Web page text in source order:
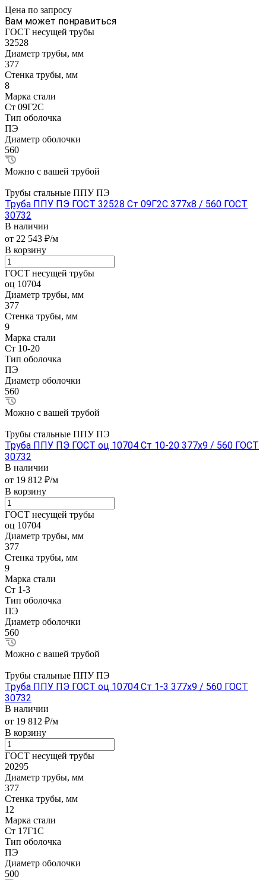
Цена по запросу
Вам может понравиться
ГОСТ несущей трубы
32528
Диаметр трубы, мм
377
Стенка трубы, мм
8
Марка стали
Ст 09Г2С
Тип оболочка
ПЭ
Диаметр оболочки
560
Можно с вашей трубой
Трубы стальные ППУ ПЭ
Труба ППУ ПЭ ГОСТ 32528 Ст 09Г2С 377x8 / 560 ГОСТ
30732
В наличии
от 22 543 ₽/м
В корзину
ГОСТ несущей трубы
оц 10704
Диаметр трубы, мм
377
Стенка трубы, мм
9
Марка стали
Ст 10-20
Тип оболочка
ПЭ
Диаметр оболочки
560
Можно с вашей трубой
Трубы стальные ППУ ПЭ
Труба ППУ ПЭ ГОСТ оц 10704 Ст 10-20 377x9 / 560 ГОСТ
30732
В наличии
от 19 812 ₽/м
В корзину
ГОСТ несущей трубы
оц 10704
Диаметр трубы, мм
377
Стенка трубы, мм
9
Марка стали
Ст 1-3
Тип оболочка
ПЭ
Диаметр оболочки
560
Можно с вашей трубой
Трубы стальные ППУ ПЭ
Труба ППУ ПЭ ГОСТ оц 10704 Ст 1-3 377x9 / 560 ГОСТ
30732
В наличии
от 19 812 ₽/м
В корзину
ГОСТ несущей трубы
20295
Диаметр трубы, мм
377
Стенка трубы, мм
12
Марка стали
Ст 17Г1С
Тип оболочка
ПЭ
Диаметр оболочки
500